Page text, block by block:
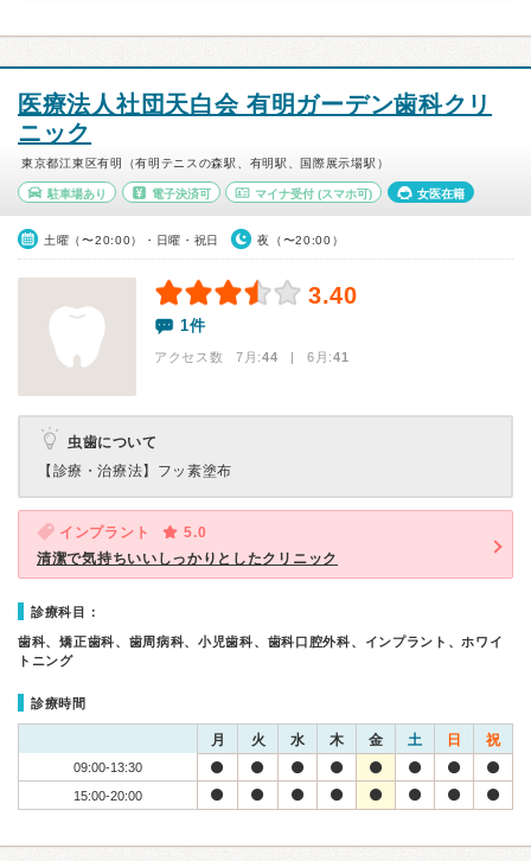
医療法人社団天白会 有明ガーデン歯科クリ
ニック
東京都江東区有明（有明テニスの森駅、有明駅、国際展示場駅）
駐車場あり 電子決済可 マイナ受付 (スマホ可) 女医在籍
土曜（〜20:00）・日曜・祝日 夜（〜20:00）
3.40
1件
アクセス数 7月:44 | 6月:41
虫歯について
【診療・治療法】 フッ素塗布
インプラント
5.0
清潔で気持ちいいしっかりとしたクリニック
診療科目：
歯科、矯正歯科、歯周病科、小児歯科、歯科口腔外科、インプラント、ホワイ
トニング
診療時間
月 火 水 木 金 土 日 祝
09:00-13:30
15:00-20:00